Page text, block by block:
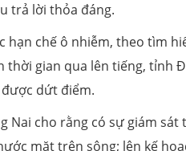
trả lời thỏa đáng.
hạn chế ô nhiễm, theo tìm
thời gian qua lên tiếng, tỉnh
dứt điểm.
Nai cho rằng có sự giám
mặt trên sông; lên kế